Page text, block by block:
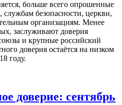
больше всего опрошенные
службам безопасности, церкви,
организациям. Менее
заслуживают доверия
и крупные российский
доверия остаётся на низком
году.
доверие: сентябрь